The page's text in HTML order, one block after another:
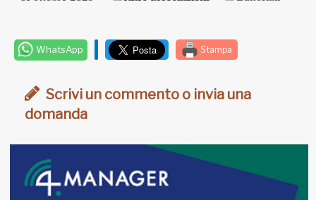
WhatsApp Stampa
Scrivi un commento o invia una
domanda